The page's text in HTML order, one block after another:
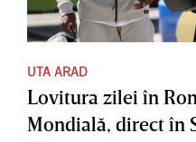
UTA ARAD
Lovitura zilei în
Mondială, direct în